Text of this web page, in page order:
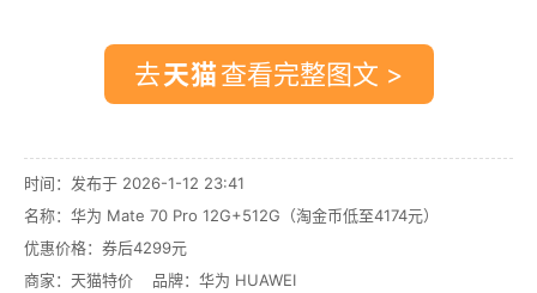
去 查看完整图文 >
时间：发布于 2026-1-12 23:41
名称： 华为 Mate 70 Pro 12G+512G（淘金币低至4174元）
优惠价格： 券后4299元
商家： 天猫特价 品牌： 华为 HUAWEI